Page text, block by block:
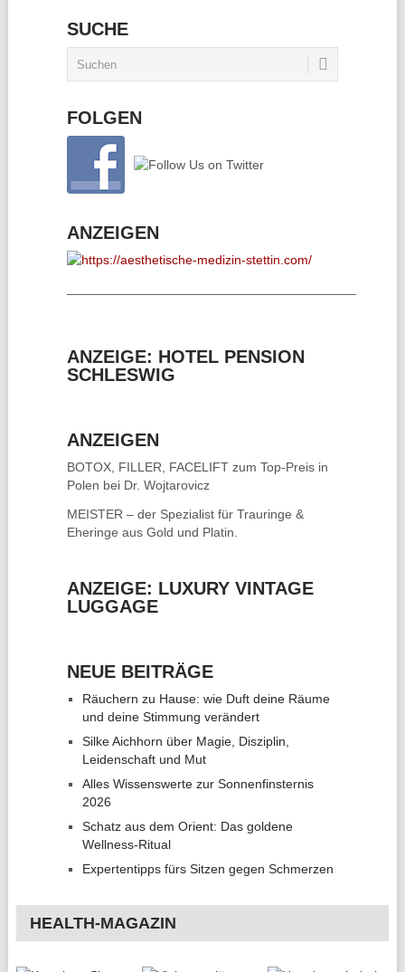
SUCHE
FOLGEN
ANZEIGEN
ANZEIGE: HOTEL PENSION
SCHLESWIG
ANZEIGEN
BOTOX, FILLER, FACELIFTzum Top-Preis in
Polen bei Dr. Wojtarovicz
MEISTER – der Spezialist für Trauringe &
Eheringe aus Gold und Platin.
ANZEIGE: LUXURY VINTAGE
LUGGAGE
NEUE BEITRÄGE
Räuchern zu Hause: wie Duft deine Räume
und deine Stimmung verändert
Silke Aichhorn über Magie, Disziplin,
Leidenschaft und Mut
Alles Wissenswerte zur Sonnenfinsternis
2026
Schatz aus dem Orient: Das goldene
Wellness-Ritual
Expertentipps fürs Sitzen gegen Schmerzen
HEALTH-MAGAZIN